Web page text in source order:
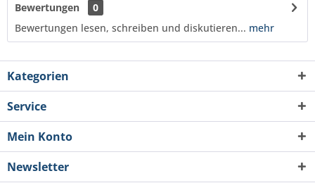
Bewertungen
0
Bewertungen lesen, schreiben und diskutieren... mehr
Kategorien
Service
Mein Konto
Newsletter